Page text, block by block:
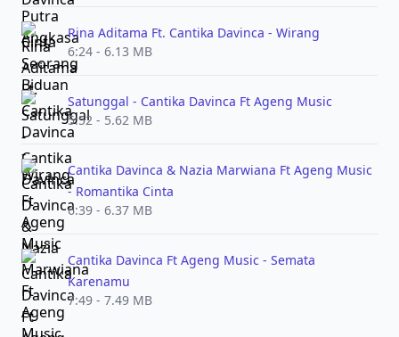
Rina Aditama Ft. Cantika Davinca - Wirang
6:24 - 6.13 MB
Satunggal - Cantika Davinca Ft Ageng Music
5:52 - 5.62 MB
Cantika Davinca & Nazia Marwiana Ft Ageng Music
- Romantika Cinta
6:39 - 6.37 MB
Cantika Davinca Ft Ageng Music - Semata
Karenamu
7:49 - 7.49 MB